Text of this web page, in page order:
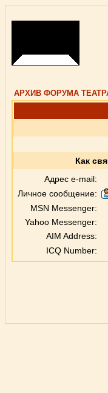
АРХИВ ФОРУМА
Как
Адрес e-mail:
Личное сообщение:
MSN Messenger:
Yahoo Messenger:
AIM Address:
ICQ Number: